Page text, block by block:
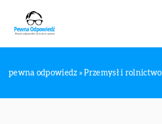
pewna odpowiedz »Przemysł i rolnictwo